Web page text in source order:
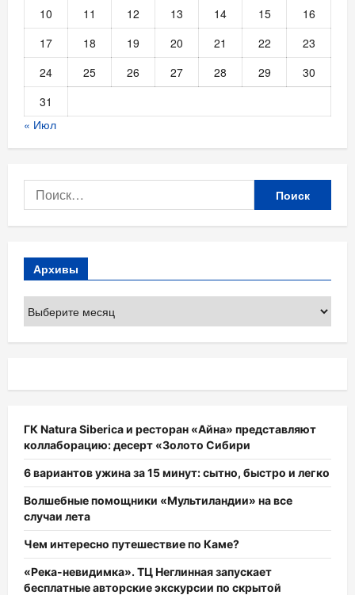
10
11 12 13 14 15
16
17
18 19 20 21 22
23
24
25 26 27 28 29
30
31
« Июл
Найти:
Архивы
ГК Natura Siberica и ресторан «Айна» представляют
коллаборацию: десерт «Золото Сибири
6 вариантов ужина за 15 минут: сытно, быстро и легко
Волшебные помощники «Мультиландии» на все
случаи лета
Чем интересно путешествие по Каме?
«Река-невидимка». ТЦ Неглинная запускает
бесплатные авторские экскурсии по скрытой